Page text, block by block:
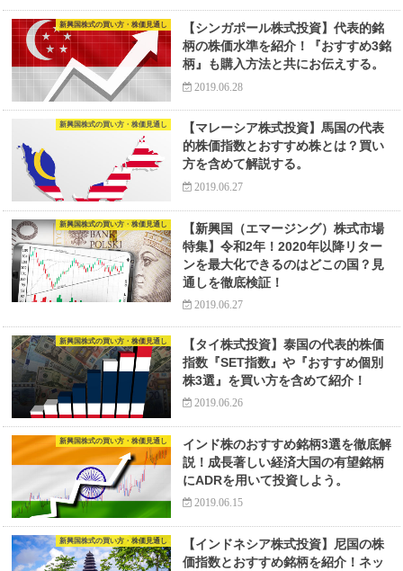
新興国株式の買い方・株価見通し
【シンガポール株式投資】代表的銘
柄の株価水準を紹介！『おすすめ3銘
柄』も購入方法と共にお伝えする。
2019.06.28
新興国株式の買い方・株価見通し
【マレーシア株式投資】馬国の代表
的株価指数とおすすめ株とは？買い
方を含めて解説する。
2019.06.27
新興国株式の買い方・株価見通し
【新興国（エマージング）株式市場
特集】令和2年！2020年以降リター
ンを最大化できるのはどこの国？見
通しを徹底検証！
2019.06.27
新興国株式の買い方・株価見通し
【タイ株式投資】泰国の代表的株価
指数『SET指数』や『おすすめ個別
株3選』を買い方を含めて紹介！
2019.06.26
新興国株式の買い方・株価見通し
インド株のおすすめ銘柄3選を徹底解
説！成長著しい経済大国の有望銘柄
にADRを用いて投資しよう。
2019.06.15
新興国株式の買い方・株価見通し
【インドネシア株式投資】尼国の株
価指数とおすすめ銘柄を紹介！ネッ